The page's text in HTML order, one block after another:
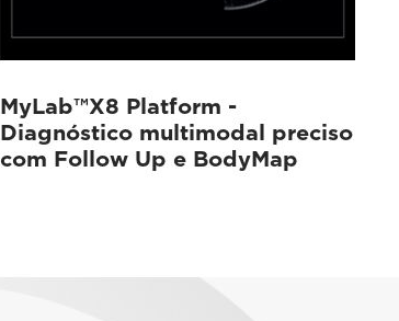
MyLab™X8 Platform -
Diagnóstico multimodal preciso
com Follow Up e BodyMap